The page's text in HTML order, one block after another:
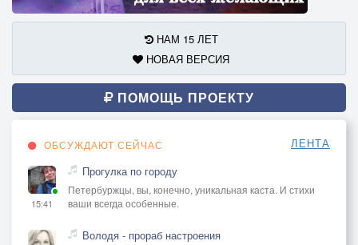
НАМ 15 ЛЕТ
НОВАЯ ВЕРСИЯ
ПОМОЩЬ ПРОЕКТУ
ОБСУЖДАЮТ СЕЙЧАС ЛЕНТА
15:41
Прогулка по городу
Петербуржцы, вы, конечно, уникальная каста. И стихи
ваши всегда особенные.
Володя - прораб настроения